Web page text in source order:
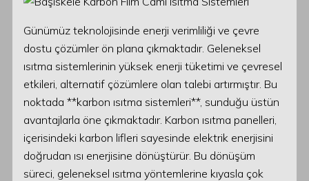
Günümüz teknolojisinde enerji verimliliği ve çevre
dostu çözümler ön plana çıkmaktadır. Geleneksel
ısıtma sistemlerinin yüksek enerji tüketimi ve çevresel
etkileri, alternatif çözümlere olan talebi artırmıştır. Bu
noktada **karbon ısıtma sistemleri**, sunduğu üstün
avantajlarla öne çıkmaktadır. Karbon ısıtma panelleri,
içerisindeki karbon lifleri sayesinde elektrik enerjisini
doğrudan ısı enerjisine dönüştürür. Bu dönüşüm
süreci, geleneksel ısıtma yöntemlerine kıyasla çok